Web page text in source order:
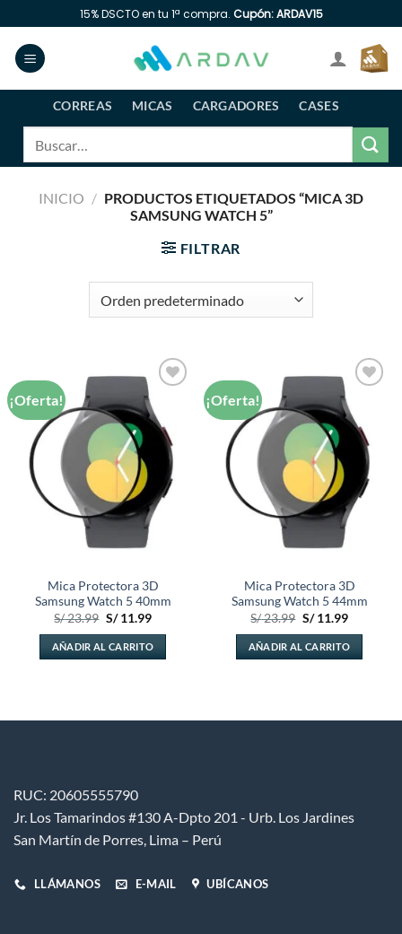
al
contenido
15% DSCTO en tu 1ª compra. Cupón: ARDAV15
CORREAS MICAS CARGADORES
CASES
INICIO / PRODUCTOS ETIQUETADOS “MICA 3D
SAMSUNG WATCH 5”
FILTRAR
¡Oferta!
lista de
deseos
Mica Protectora 3D
Samsung Watch 5 40mm
S/23.99 El
original
era:
S/ 23.99.
S/11.99El
actual
es:
S/ 11.99.
AÑADIR AL CARRITO
¡Oferta!
lista de
deseos
Mica Protectora 3D
Samsung Watch 5 44mm
S/23.99 El
original
era:
S/ 23.99.
S/11.99El
actual
es:
S/ 11.99.
AÑADIR AL CARRITO
RUC: 20605555790
Jr. Los Tamarindos #130 A-Dpto 201 - Urb. Los Jardines
San Martín de Porres, Lima – Perú
LLÁMANOS E-MAIL UBÍCANOS